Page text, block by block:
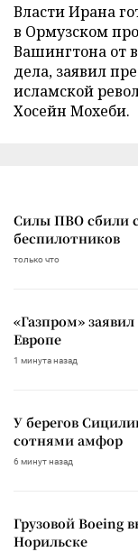
Власти Ирана
в Ормузском
Вашингтона от
дела, заявил
исламской
Хосейн Мохеби.
Силы ПВО сбили
беспилотников
только что
«Газпром»
Европе
1 минута назад
У берегов
сотнями амфор
6 минут назад
Грузовой Boeing
Норильске